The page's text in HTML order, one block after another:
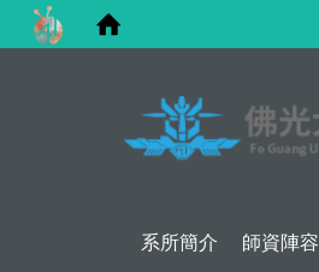
系所簡介 師資陣容